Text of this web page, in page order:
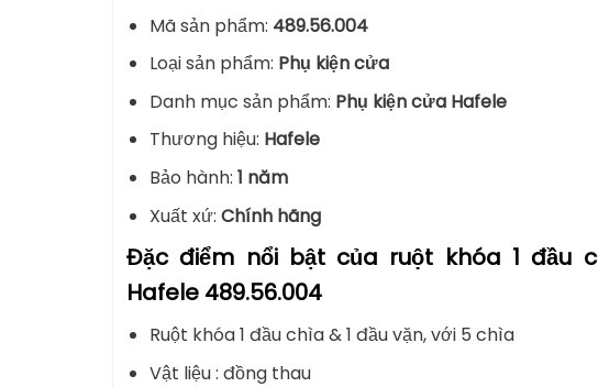
Mã sản phẩm: 489.56.004
Loại sản phẩm: Phụ kiện cửa
Danh mục sản phẩm: Phụ kiện cửa Hafele
Thương hiệu: Hafele
Bảo hành: 1 năm
Xuất xứ: Chính hãng
Đặc điểm nổi bật của ruột khóa 1 đầu
Hafele 489.56.004
Ruột khóa 1 đầu chìa & 1 đầu vặn, với 5 chìa
Vật liệu : đồng thau